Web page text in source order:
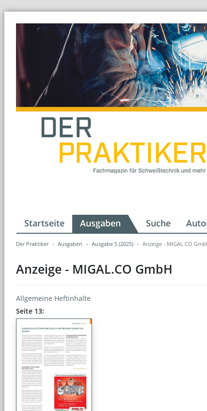
Startseite Ausgaben Suche
Der Praktiker Ausgaben Ausgabe 5 (2025) Anzeige - MIGAL.CO
Anzeige - MIGAL.CO GmbH
Allgemeine Heftinhalte
Seite 13: